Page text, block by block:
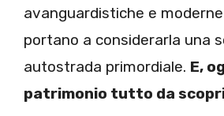
avanguardistiche e
portano a considerarla una
autostrada primordiale. E,
patrimonio tutto da